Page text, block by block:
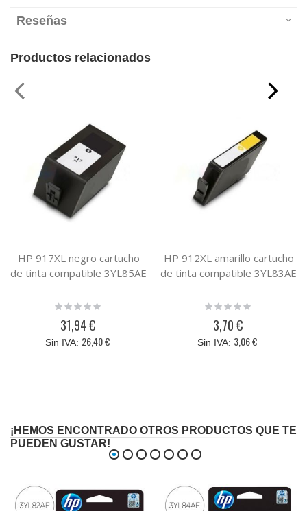
Reseñas
Productos relacionados
HP 917XL negro cartucho
de tinta compatible 3YL85AE
Rating:
31,94 €
26,40 €
HP 912XL amarillo cartucho
de tinta compatible 3YL83AE
Rating:
3,70 €
3,06 €
¡HEMOS ENCONTRADO OTROS PRODUCTOS QUE TE
PUEDEN GUSTAR!